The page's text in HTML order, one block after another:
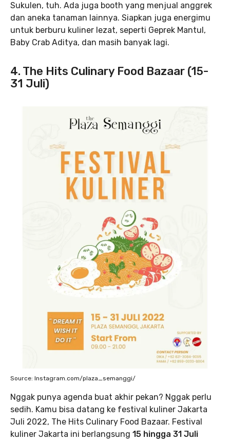
Sukulen, tuh. Ada juga booth yang menjual anggrek
dan aneka tanaman lainnya. Siapkan juga energimu
untuk berburu kuliner lezat, seperti Geprek Mantul,
Baby Crab Aditya, dan masih banyak lagi.
4. The Hits Culinary Food Bazaar (15-
31 Juli)
Source: Instagram.com/plaza_semanggi/
Nggak punya agenda buat akhir pekan? Nggak perlu
sedih. Kamu bisa datang ke festival kuliner Jakarta
Juli 2022, The Hits Culinary Food Bazaar. Festival
kuliner Jakarta ini berlangsung 15 hingga 31 Juli